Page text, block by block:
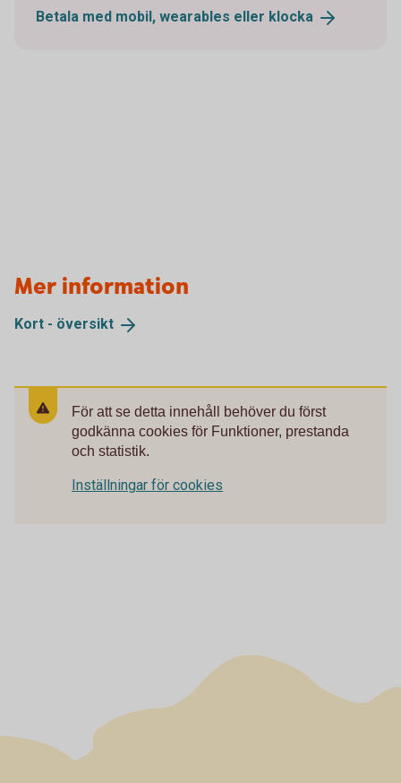
Betala med mobil, wearables eller klocka
Mer information
Kort - översikt
För att se detta innehåll behöver du först
godkänna cookies för Funktioner, prestanda
och statistik.
Inställningar för cookies